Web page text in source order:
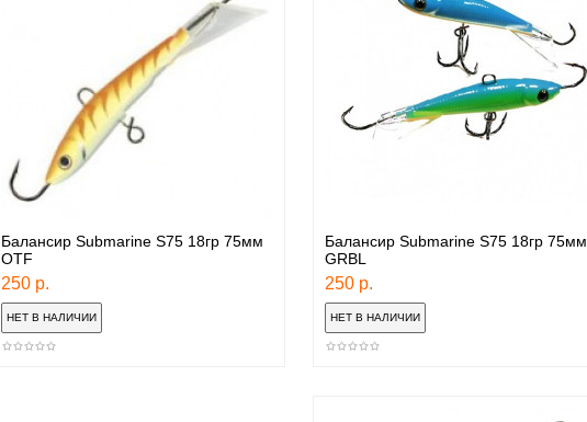
Балансир Submarine S75 18гр 75мм
OTF
250 р.
Балансир Submarine S75 18гр 75мм
GRBL
250 р.